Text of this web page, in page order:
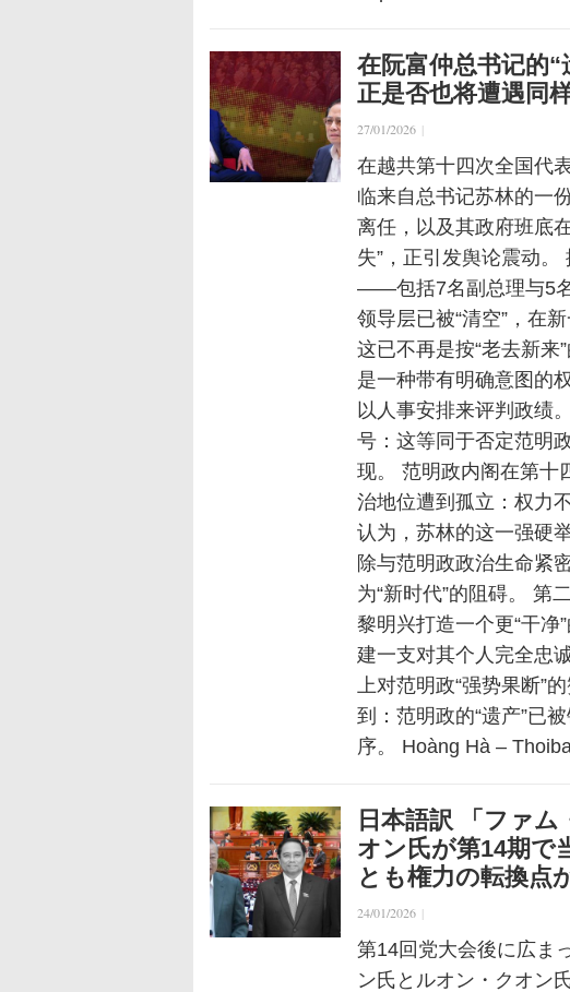
在阮富仲总书记的“
正是否也将遭遇同
27/01/2026 |
在越共第十四次全国代
临来自总书记苏林的一
离任，以及其政府班底
失”，正引发舆论震动
——包括7名副总理与5
领导层已被“清空”，在
这已不再是按“老去新来
是一种带有明确意图的
以人事安排来评判政绩
号：这等同于否定范明
现。 范明政内阁在第十
治地位遭到孤立：权力
认为，苏林的这一强硬
除与范明政政治生命紧
为“新时代”的阻碍。 第
黎明兴打造一个更“干净
建一支对其个人完全忠
上对范明政“强势果断”
到：范明政的“遗产”已
序。 Hoàng Hà –
日本語訳 「ファ
オン氏が第14期で
とも権力の転換点
24/01/2026 |
第14回党大会後に広ま
ン氏とルオン・クオン